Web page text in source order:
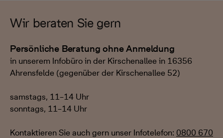
Wir beraten Sie gern
Persönliche Beratung ohne Anmeldung
in unserem Infobüro in der Kirschenallee in 16356
Ahrensfelde (gegenüber der Kirschenallee 52)
samstags, 11–14 Uhr
sonntags, 11–14 Uhr
Kontaktieren Sie auch gern unser Infotelefon: 0800 670